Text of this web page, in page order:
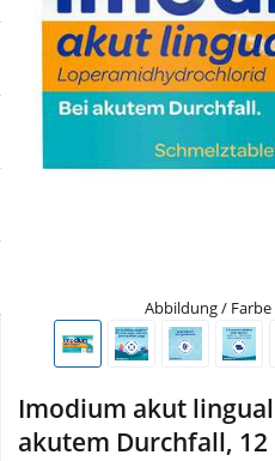
Sale
Körperpflege & Kosmetik
Natur & Homöopathie
Sanitätshaus
Physiogel
Abbildung /
Imodium akut
akutem Durchfall, 12